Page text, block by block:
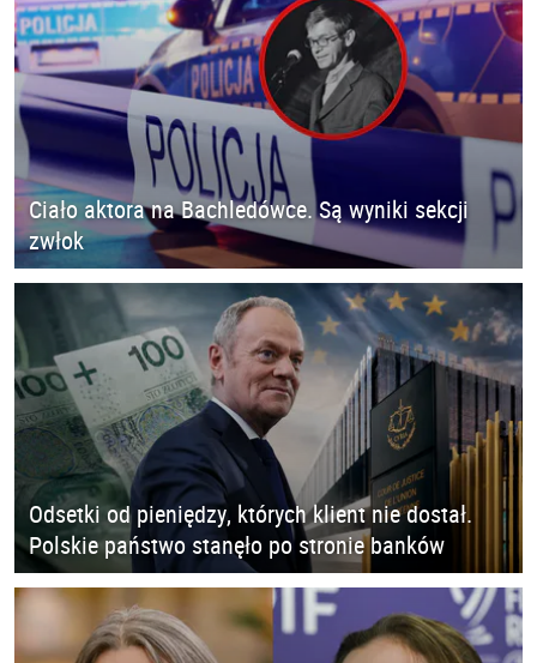
Ciało aktora na Bachledówce. Są wyniki sekcji
zwłok
Odsetki od pieniędzy, których klient nie dostał.
Polskie państwo stanęło po stronie banków